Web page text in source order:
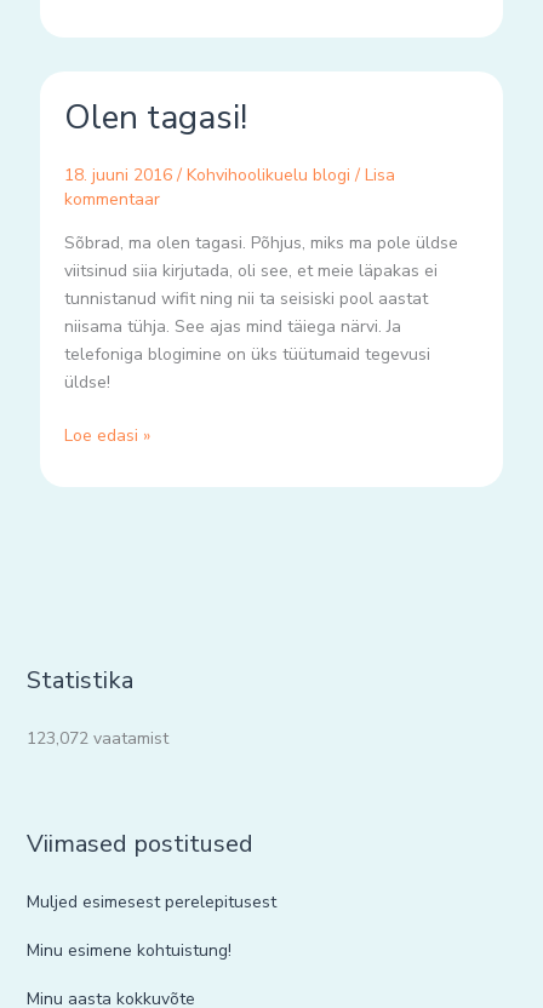
Olen tagasi!
18. juuni 2016 / Kohvihoolikuelu blogi / Lisa
kommentaar
Sõbrad, ma olen tagasi. Põhjus, miks ma pole üldse
viitsinud siia kirjutada, oli see, et meie läpakas ei
tunnistanud wifit ning nii ta seisiski pool aastat
niisama tühja. See ajas mind täiega närvi. Ja
telefoniga blogimine on üks tüütumaid tegevusi
üldse!
tagasi!
Loe edasi »
Statistika
123,072 vaatamist
Viimased postitused
Muljed esimesest perelepitusest
Minu esimene kohtuistung!
Minu aasta kokkuvõte